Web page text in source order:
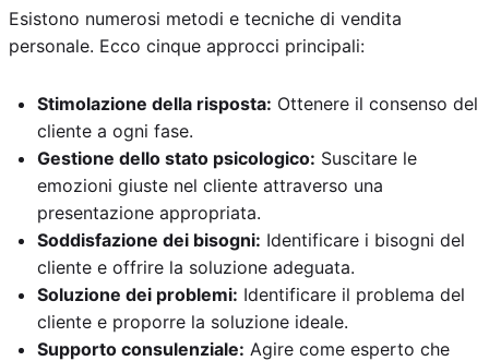
Esistono numerosi metodi e tecniche di vendita
personale. Ecco cinque approcci principali:
Stimolazione della risposta: Ottenere il consenso del
cliente a ogni fase.
Gestione dello stato psicologico: Suscitare le
emozioni giuste nel cliente attraverso una
presentazione appropriata.
Soddisfazione dei bisogni: Identificare i bisogni del
cliente e offrire la soluzione adeguata.
Soluzione dei problemi: Identificare il problema del
cliente e proporre la soluzione ideale.
Supporto consulenziale: Agire come esperto che